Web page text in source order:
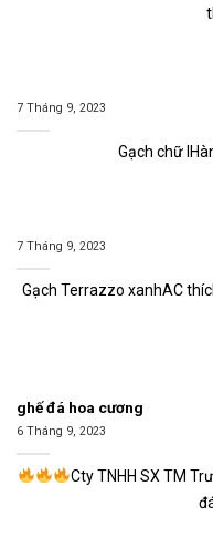
7 Tháng 9, 2023
Gạch chữ
7 Tháng 9, 2023
Gạch Terrazzo xanhAC
ghế đá hoa cương
6 Tháng 9, 2023
Cty TNHH SX TM